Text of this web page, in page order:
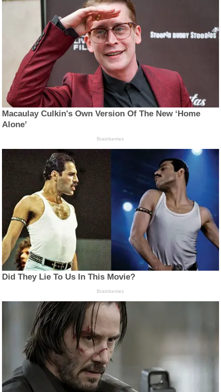
Macaulay Culkin's Own Version Of The New ‘Home
Alone’
Brainberries
Did They Lie To Us In This Movie?
Brainberries